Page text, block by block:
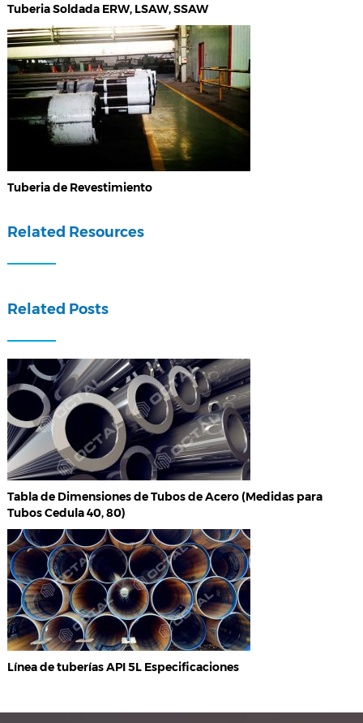
Tuberia Soldada ERW, LSAW, SSAW
Tuberia de Revestimiento
Related Resources
Related Posts
Tabla de Dimensiones de Tubos de Acero (Medidas para
Tubos Cedula 40, 80)
Línea de tuberías API 5L Especificaciones